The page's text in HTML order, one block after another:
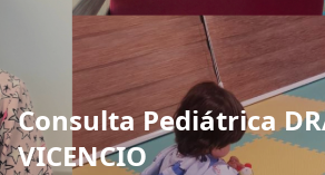
Consulta Pediátrica
VICENCIO